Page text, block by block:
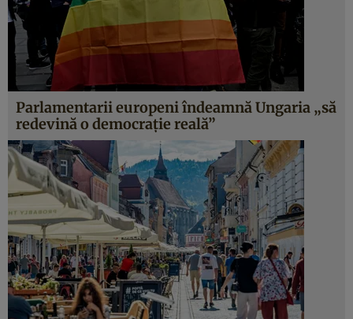
Parlamentarii europeni îndeamnă Ungaria „să
redevină o democrație reală”